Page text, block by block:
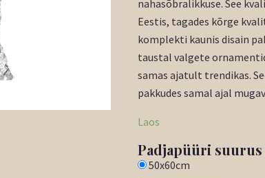
nahasõbralikkuse. See
Eestis, tagades kõrge
komplekti kaunis disain
taustal valgete
samas ajatult trendikas.
pakkudes samal ajal
Laos
Padjapüüri suurus
50x60cm